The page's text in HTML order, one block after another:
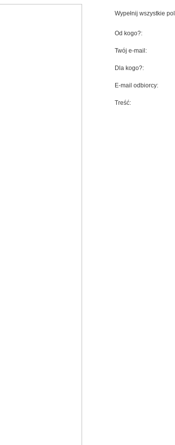
Wypełnij wszystkie
Od kogo?:
Twój e-mail:
Dla kogo?:
E-mail odbiorcy:
Treść: